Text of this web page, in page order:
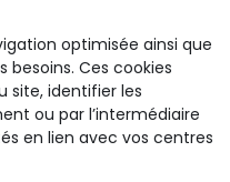
optimisée ainsi que
Ces cookies
site, identifier les
ou par l’intermédiaire
en lien avec vos centres